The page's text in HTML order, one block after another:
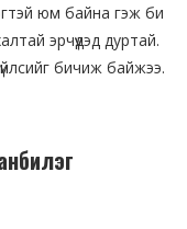
юм байна гэж би
эрчүүдэд дуртай.
бичиж байжээ.